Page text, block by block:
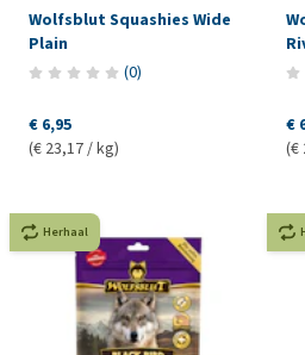
Wolfsblut Squashies Wide
Plain
(0)
€ 6,95
(€ 23,17 / kg)
€
(€
Herhaal